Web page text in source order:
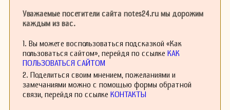
Композиции Августа Вильгельма Баха в
основном состоят из сакральных
для клавишных инструментов. Он также
написал метод для органа и сборник гимнов.
См.: Список музыкальных учеников по
учителям: А — Б#Август Вильгельм Бах.
Уважаемые посетители сайта notes24.ru мы дорожим
каждым из вас.
1. Вы можете воспользоваться подсказкой «Как
пользоваться сайтом», перейдя по ссылке КАК
ПОЛЬЗОВАТЬСЯ САЙТОМ
2. Поделиться своим мнением, пожеланиями и
замечаниями можно с помощью формы обратной
связи, перейдя по ссылке КОНТАКТЫ